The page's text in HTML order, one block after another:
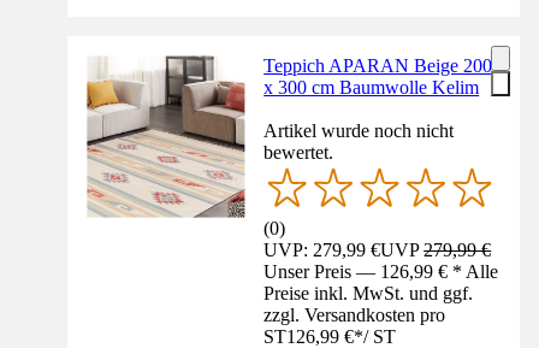
Teppich APARAN Beige 200
x 300 cm Baumwolle Kelim
Artikel wurde noch nicht
bewertet.
(0)
UVP: 279,99 €UVP279,99 €
Unser Preis — 126,99 € * Alle
Preise inkl. MwSt. und ggf.
zzgl. Versandkosten pro
ST126,99 €*/ ST